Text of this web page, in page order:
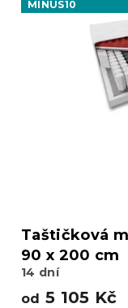
MINUS10
Taštičková
90 x 200 cm
14 dní
od 5 105 Kč